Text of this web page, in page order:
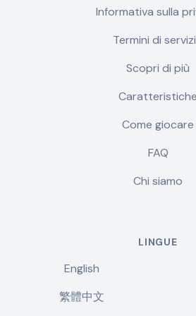
Informativa sulla
Termini di
Scopri di più
Caratteristiche
Come giocare
FAQ
Chi siamo
LINGUE
English
繁體中文